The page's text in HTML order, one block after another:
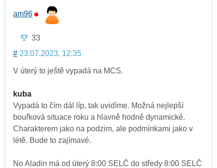
am96
33
# 23.07.2023, 12:35
V úterý to ještě vypadá na MCS.
kuba
Vypadá to čím dál líp, tak uvidíme. Možná nejlepší
bouřková situace roku a hlavně hodně dynamické.
Charakterem jako na podzim, ale podmínkami jako v
létě. Bude to zajímavé.
No Aladin má od úterý 8:00 SELČ do středy 8:00 SELČ